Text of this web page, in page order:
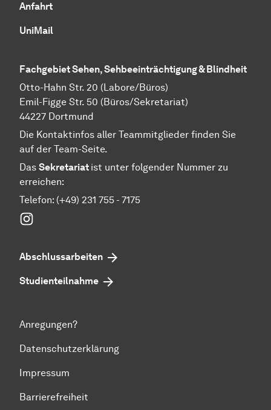
Anfahrt
UniMail
Fachgebiet Sehen, Sehbeeinträchtigung & Blindheit
Otto-Hahn Str. 20 (Labore/Büros)
Emil-Figge Str. 50 (Büros/Sekretariat)
44227 Dortmund
Die Kontaktinfos aller Teammitglieder finden Sie
auf der Team-Seite.
Das Sekretariat ist unter folgender Nummer zu
erreichen:
Telefon: (+49) 231 755 - 7175
Abschlussarbeiten
Studienteilnahme
Anregungen?
Datenschutzerklärung
Impressum
Barrierefreiheit